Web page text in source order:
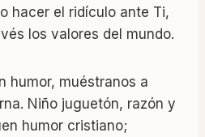
hacer el ridículo ante Ti,
los valores del mundo.
humor, muéstranos a
Niño juguetón, razón y
humor cristiano;